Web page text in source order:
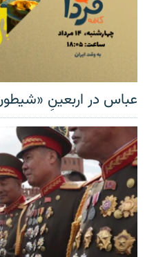
عباس در اربعینِ